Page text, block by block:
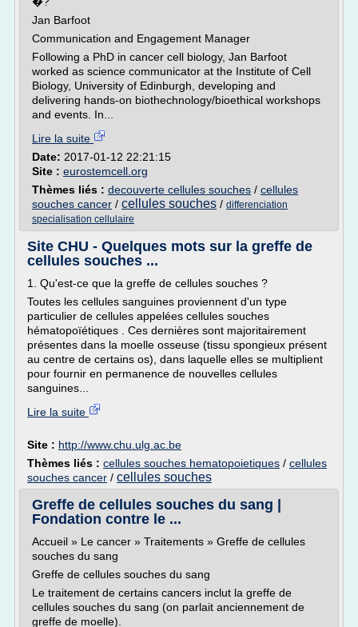
Jan Barfoot
Communication and Engagement Manager
Following a PhD in cancer cell biology, Jan Barfoot
worked as science communicator at the Institute of Cell
Biology, University of Edinburgh, developing and
delivering hands-on biothechnology/bioethical workshops
and events. In...
Lire la suite
Date: 2017-01-12 22:21:15
Site : eurostemcell.org
Thèmes liés : decouverte cellules souches / cellules
souches cancer / cellules souches / differenciation
specialisation cellulaire
Site CHU - Quelques mots sur la greffe de
cellules souches ...
1. Qu'est-ce que la greffe de cellules souches ?
Toutes les cellules sanguines proviennent d'un type
particulier de cellules appelées cellules souches
hématopoïétiques . Ces dernières sont majoritairement
présentes dans la moelle osseuse (tissu spongieux présent
au centre de certains os), dans laquelle elles se multiplient
pour fournir en permanence de nouvelles cellules
sanguines...
Lire la suite
Site : http://www.chu.ulg.ac.be
Thèmes liés : cellules souches hematopoietiques / cellules
souches cancer / cellules souches
Greffe de cellules souches du sang |
Fondation contre le ...
Accueil » Le cancer » Traitements » Greffe de cellules
souches du sang
Greffe de cellules souches du sang
Le traitement de certains cancers inclut la greffe de
cellules souches du sang (on parlait anciennement de
greffe de moelle).